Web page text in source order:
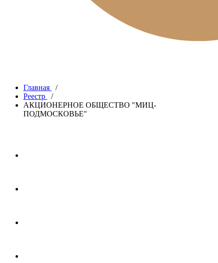
Главная
/
Реестр
/
АКЦИОНЕРНОЕ ОБЩЕСТВО "МИЦ-
ПОДМОСКОВЬЕ"